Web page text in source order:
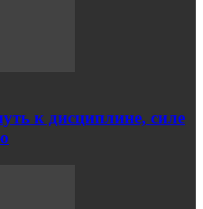
к дисциплине, силе